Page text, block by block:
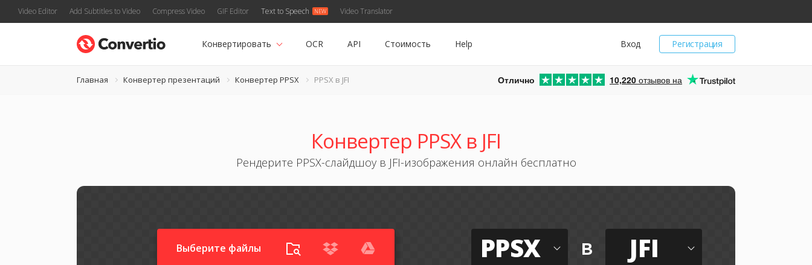
Video Editor Add Subtitles to Video Compress Video GIF Editor Text to Speech Video Translator
Регистрация
Вход
Конвертировать OCR API Стоимость Help
Главная Конвертер презентаций Конвертер PPSX PPSX в JFI Отлично 10,220 отзывов на
Конвертер PPSX в JFI
Рендерите PPSX-слайдшоу в JFI-изображения онлайн бесплатно
Выберите файлы PPSX в JFI